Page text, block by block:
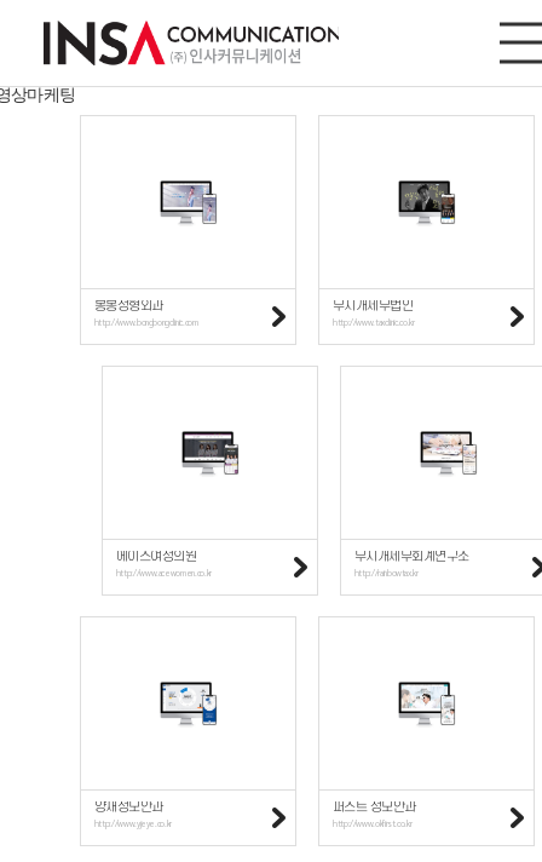
웹사이트/모바일
이트/모바일
디지털마케팅
상마케팅
봉봉성형외과
http://www.bongbongclinic.com
무지개세무법인
http://www.taxclinic.co.kr
에이스여성의원
http://www.acewomen.co.kr
무지개세무회계연구소
http://rainbowtax.kr
양재성모안과
http://www.yjeye.co.kr
퍼스트 성모안과
http://www.okfirst.co.kr